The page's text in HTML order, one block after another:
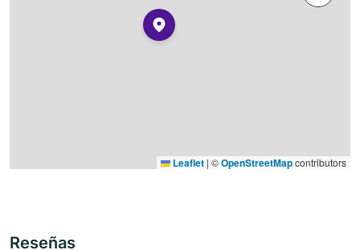
Leaflet | ©OpenStreetMapcontributors
Reseñas